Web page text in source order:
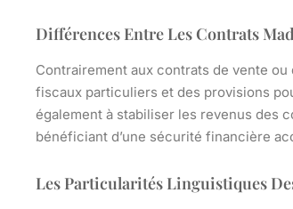
Différences Entre Les Contrats
Contrairement aux contrats de vente
fiscaux particuliers et des provisions
également à stabiliser les revenus des
bénéficiant d’une sécurité financière
Les Particularités Linguistiques